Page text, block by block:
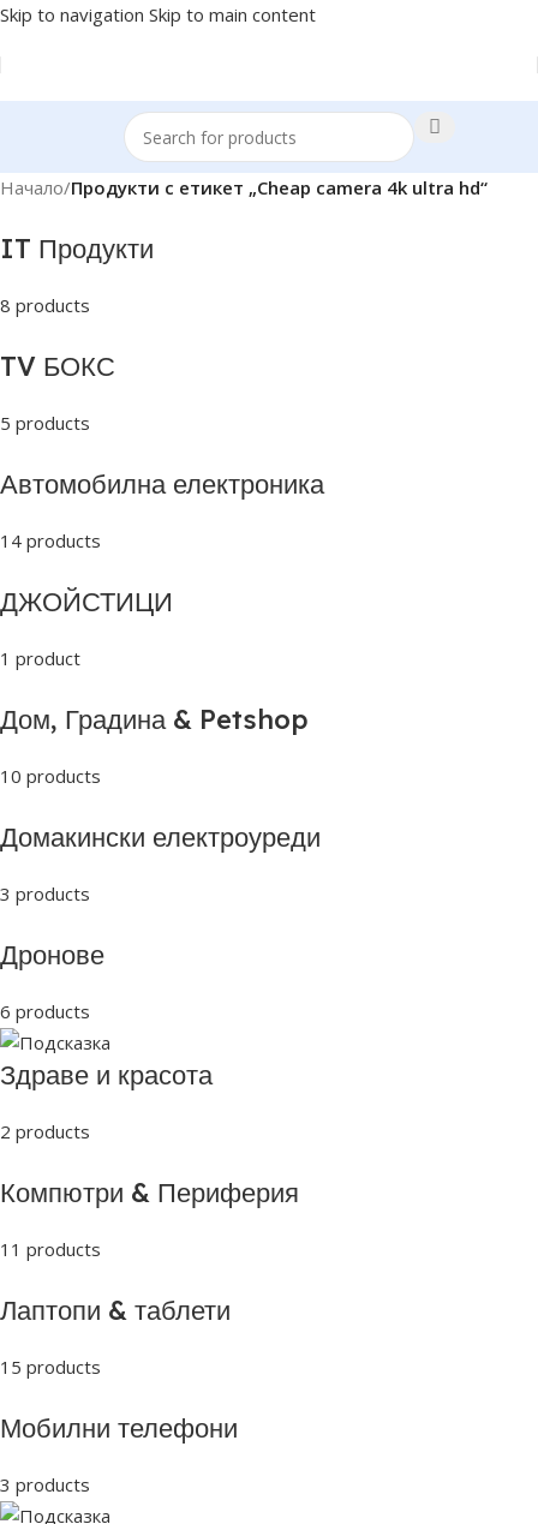
Skip to navigation Skip to main content
Начало/Продукти с етикет „Cheap camera 4k ultra hd“
IT Продукти
8 products
TV БОКС
5 products
Автомобилна електроника
14 products
ДЖОЙСТИЦИ
1 product
Дом, Градина & Petshop
10 products
Домакински електроуреди
3 products
Дронове
6 products
Здраве и красота
2 products
Компютри & Периферия
11 products
Лаптопи & таблети
15 products
Мобилни телефони
3 products